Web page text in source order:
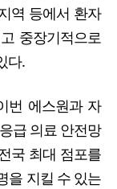
역 등에서 환자
중장기적으로
다.
번 에스원과 자
급 의료 안전망
국 최대 점포를
을 지킬 수 있는